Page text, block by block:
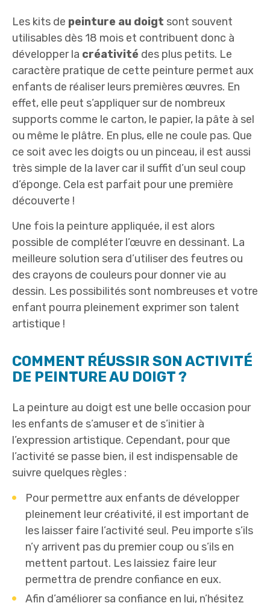
Les kits de peinture au doigt sont souvent
utilisables dès 18 mois et contribuent donc à
développer la créativité des plus petits. Le
caractère pratique de cette peinture permet aux
enfants de réaliser leurs premières œuvres. En
effet, elle peut s’appliquer sur de nombreux
supports comme le carton, le papier, la pâte à sel
ou même le plâtre. En plus, elle ne coule pas. Que
ce soit avec les doigts ou un pinceau, il est aussi
très simple de la laver car il suffit d’un seul coup
d’éponge. Cela est parfait pour une première
découverte !
Une fois la peinture appliquée, il est alors
possible de compléter l’œuvre en dessinant. La
meilleure solution sera d’utiliser des feutres ou
des crayons de couleurs pour donner vie au
dessin. Les possibilités sont nombreuses et votre
enfant pourra pleinement exprimer son talent
artistique !
COMMENT RÉUSSIR SON ACTIVITÉ
DE PEINTURE AU DOIGT ?
La peinture au doigt est une belle occasion pour
les enfants de s’amuser et de s’initier à
l’expression artistique. Cependant, pour que
l’activité se passe bien, il est indispensable de
suivre quelques règles :
Pour permettre aux enfants de développer
pleinement leur créativité, il est important de
les laisser faire l’activité seul. Peu importe s’ils
n’y arrivent pas du premier coup ou s’ils en
mettent partout. Les laissiez faire leur
permettra de prendre confiance en eux.
Afin d’améliorer sa confiance en lui, n’hésitez